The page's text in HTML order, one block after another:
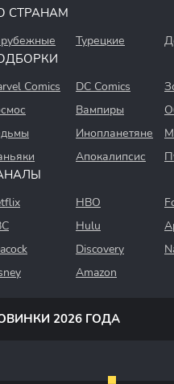
СТРАНАМ
Турецкие
Comics DC Comics
Вампиры
Инопланетяне
Апокалипсис
HBO
Hulu
Discovery
Amazon
2026 ГОДА